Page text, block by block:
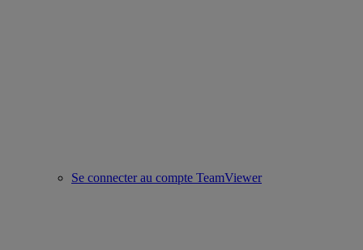
Se connecter au compte TeamViewer